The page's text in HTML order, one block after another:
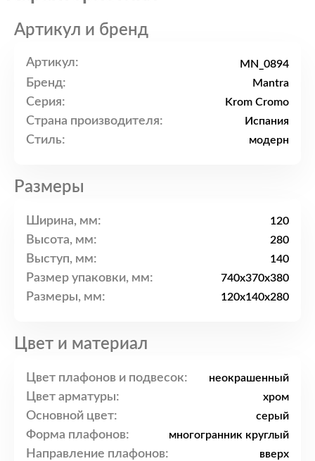
Артикул и бренд
Артикул: MN_0894
Бренд: Mantra
Серия: Krom Cromo
Страна производителя: Испания
Стиль: модерн
Размеры
Ширина, мм: 120
Высота, мм: 280
Выступ, мм: 140
Размер упаковки, мм: 740x370x380
Размеры, мм: 120x140x280
Цвет и материал
Цвет плафонов и подвесок: неокрашенный
Цвет арматуры: хром
Основной цвет: серый
Форма плафонов: многогранник круглый
Направление плафонов: вверх